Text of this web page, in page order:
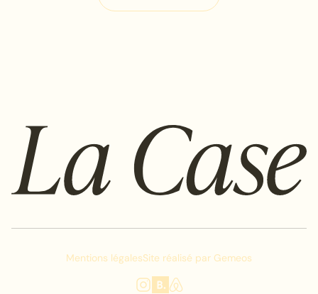
Contactez-nous
Mentions légalesSite réalisé par Gemeos